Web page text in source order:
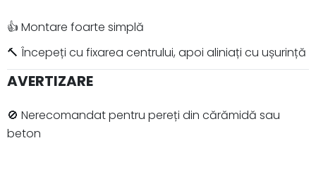
👍 Montare foarte simplă
🔨 Începeți cu fixarea centrului, apoi aliniați cu ușurință
AVERTIZARE
🚫 Nerecomandat pentru pereți din cărămidă sau
beton